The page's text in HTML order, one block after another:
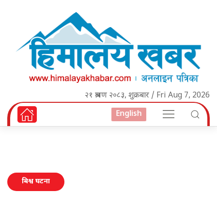
२१ श्रावण २०८३, शुक्रबार / Fri Aug 7, 2026
English
बिश्व घटना